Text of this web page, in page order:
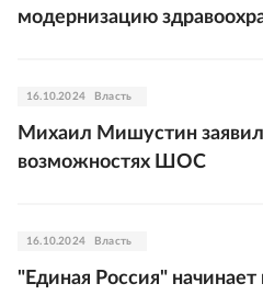
модернизацию
16.10.2024 Власть
Михаил Мишустин
возможностях ШОС
16.10.2024 Власть
"Единая Россия"